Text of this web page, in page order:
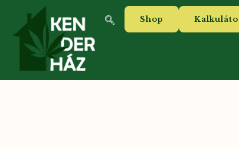
Shop